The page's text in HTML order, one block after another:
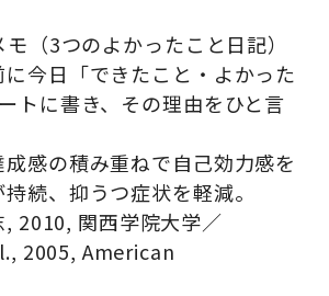
（3つのよかったこと日記）
今日「できたこと・よかった
トに書き、その理由をひと言
感の積み重ねで自己効力感を
続、抑うつ症状を軽減。
2010, 関西学院大学／
2005, American